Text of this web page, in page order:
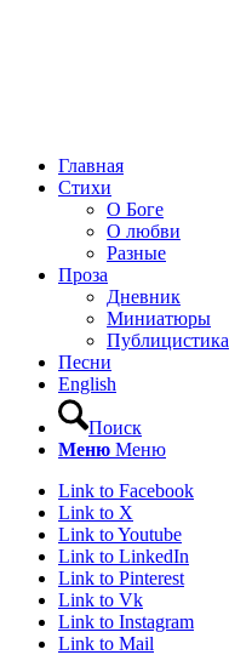
Главная
Стихи
О Боге
О любви
Разные
Проза
Дневник
Миниатюры
Публицистика
Песни
English
Поиск
Меню Меню
Link to Facebook
Link to X
Link to Youtube
Link to LinkedIn
Link to Pinterest
Link to Vk
Link to Instagram
Link to Mail